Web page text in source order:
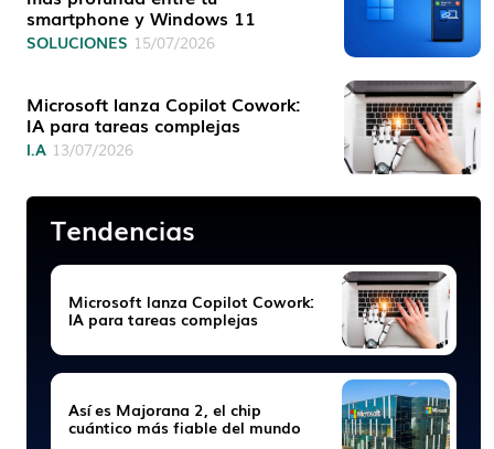
smartphone y Windows 11
SOLUCIONES 15/07/2026
Microsoft lanza Copilot Cowork:
IA para tareas complejas
I.A 13/07/2026
Tendencias
Microsoft lanza Copilot Cowork:
IA para tareas complejas
Así es Majorana 2, el chip
cuántico más fiable del mundo